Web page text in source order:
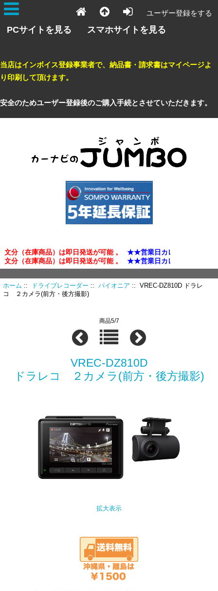
PCサイトを見る スマホサイトを見る
当店はインボイス登録事業者で、納品書・請求書はマイページよ
り印刷して頂けます。
安全のためユーザー登録後のご購入手続とさせていただきます。
ユーザー登録をする
（在庫商品）は即日発送が可能 。
★★営業日カレンダー確認★★
（在庫商品）は即日発送が可能 。
★★営業日カレンダー確認★★
ホーム :: ドライブレコーダー ::パイオニア :: VREC-DZ810D ドラレ
コ ２カメラ(前方・後方撮影)
商品5/7
VREC-DZ810D
ドラレコ ２カメラ(前方・後方撮影)
拡大表示